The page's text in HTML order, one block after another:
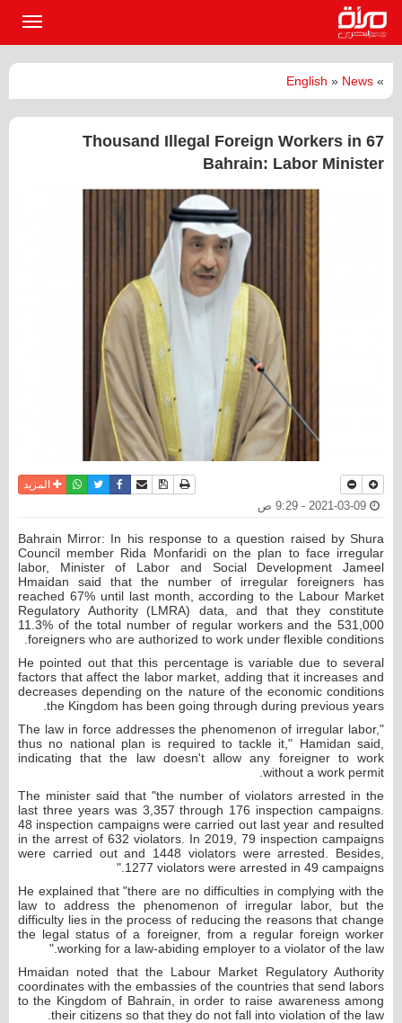
»
English » News
67 Thousand Illegal Foreign Workers in
Bahrain: Labor Minister
نسخة للطباعة
حفظ الموضوع
أرسل الى صديق
فيسبوكتويترواتسابالمزيد
Bahrain Mirror: In his response to a question raised by Shura
Council member Rida Monfaridi on the plan to face irregular
labor, Minister of Labor and Social Development Jameel
Hmaidan said that the number of irregular foreigners has
reached 67% until last month, according to the Labour Market
Regulatory Authority (LMRA) data, and that they constitute
11.3% of the total number of regular workers and the 531,000
foreigners who are authorized to work under flexible conditions.
He pointed out that this percentage is variable due to several
factors that affect the labor market, adding that it increases and
decreases depending on the nature of the economic conditions
the Kingdom has been going through during previous years.
"The law in force addresses the phenomenon of irregular labor,
thus no national plan is required to tackle it," Hamidan said,
indicating that the law doesn't allow any foreigner to work
without a work permit.
The minister said that "the number of violators arrested in the
last three years was 3,357 through 176 inspection campaigns.
48 inspection campaigns were carried out last year and resulted
in the arrest of 632 violators. In 2019, 79 inspection campaigns
were carried out and 1448 violators were arrested. Besides,
1277 violators were arrested in 49 campaigns."
He explained that "there are no difficulties in complying with the
law to address the phenomenon of irregular labor, but the
difficulty lies in the process of reducing the reasons that change
the legal status of a foreigner, from a regular foreign worker
working for a law-abiding employer to a violator of the law."
Hmaidan noted that the Labour Market Regulatory Authority
coordinates with the embassies of the countries that send labors
to the Kingdom of Bahrain, in order to raise awareness among
their citizens so that they do not fall into violation of the law.